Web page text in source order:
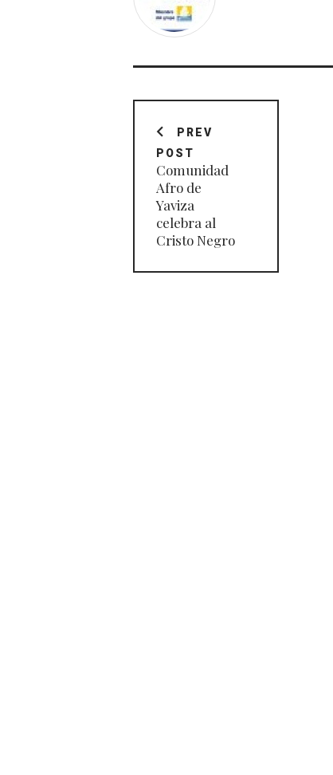
de
entradas
PREV
POST
Comunidad
Afro de
Yaviza
celebra al
Cristo Negro